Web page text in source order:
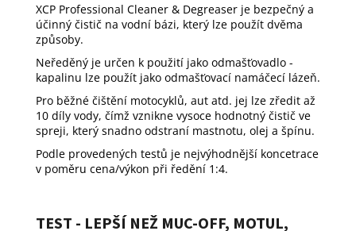
XCP Professional Cleaner & Degreaser je bezpečný a
účinný čistič na vodní bázi, který lze použít dvěma
způsoby.
Neředěný je určen k použití jako odmašťovadlo -
kapalinu lze použít jako odmašťovací namáčecí lázeň.
Pro běžné čištění motocyklů, aut atd. jej lze zředit až
10 díly vody, čímž vznikne vysoce hodnotný čistič ve
spreji, který snadno odstraní mastnotu, olej a špínu.
Podle provedených testů je nejvýhodnější koncetrace
v poměru cena/výkon při ředění 1:4.
TEST - LEPŠÍ NEŽ MUC-OFF, MOTUL,